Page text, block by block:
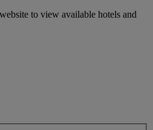
to view available hotels and